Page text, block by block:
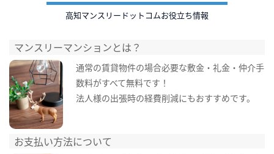
高知マンスリードットコムお役立ち情報
マンスリーマンションとは？
通常の賃貸物件の場合必要な敷金・礼金・仲介手
数料がすべて無料です！
法人様の出張時の経費削減にもおすすめです。
お支払い方法について